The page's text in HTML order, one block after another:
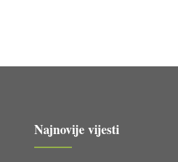
Najnovije vijesti